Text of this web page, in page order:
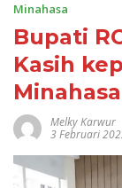
Minahasa
Bupati
Kasih
Minahasa
Melky Karwur
3 Februari